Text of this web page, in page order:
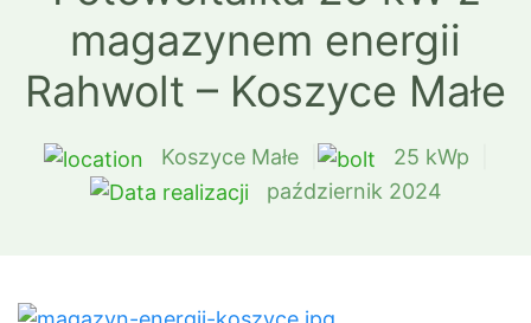
magazynem energii
Rahwolt – Koszyce Małe
Koszyce Małe 25 kWp
październik 2024